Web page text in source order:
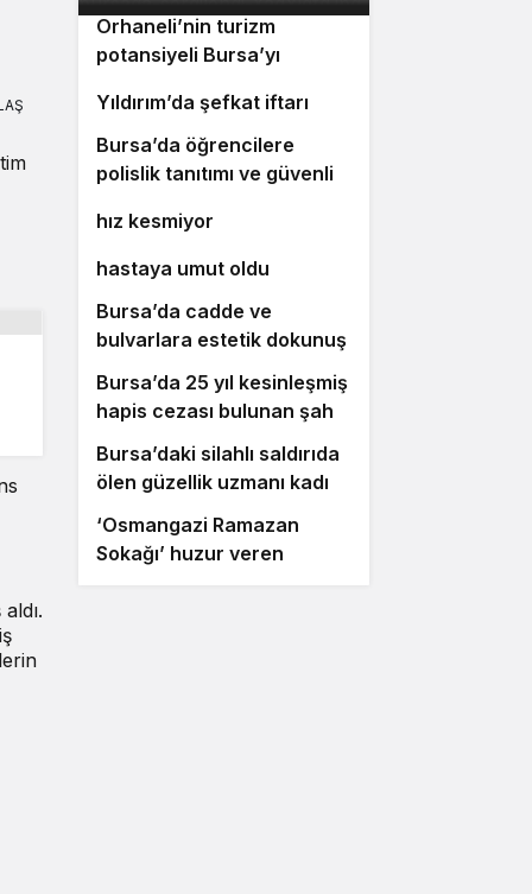
Orhaneli’nin turizm
potansiyeli Bursa’yı
3
Yıldırım’da şefkat iftarı
4
Bursa’da öğrencilere
polislik tanıtımı ve güvenlik
5
hız kesmiyor
hastaya umut oldu
7
Bursa’da cadde ve
bulvarlara estetik dokunuş
8
Bursa’da 25 yıl kesinleşmiş
hapis cezası bulunan şahıs
9
Bursa’daki silahlı saldırıda
ölen güzellik uzmanı kadın
toprağa verildi
10
‘Osmangazi Ramazan
Sokağı’ huzur veren